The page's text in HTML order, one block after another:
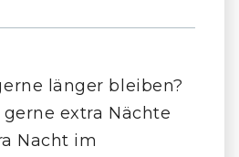
länger bleiben?
extra Nächte
Nacht im